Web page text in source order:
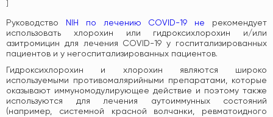
Руководство NIH по лечению COVID-19 не рекомендует
использовать хлорохин или гидроксихлорохин и/или
азитромицин для лечения COVID-19 у госпитализированных
пациентов и у негоспитализированных пациентов.
Гидроксихлорохин и хлорохин являются широко
используемыми противомалярийными препаратами, которые
оказывают иммуномодулирующее действие и поэтому также
используются для лечения аутоиммунных состояний
(например, системной красной волчанки, ревматоидного